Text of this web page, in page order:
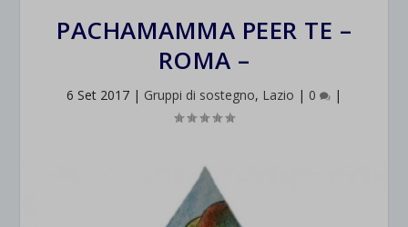
PACHAMAMMA PEER TE –
ROMA –
6 Set 2017 | Gruppi di sostegno, Lazio | 0 |